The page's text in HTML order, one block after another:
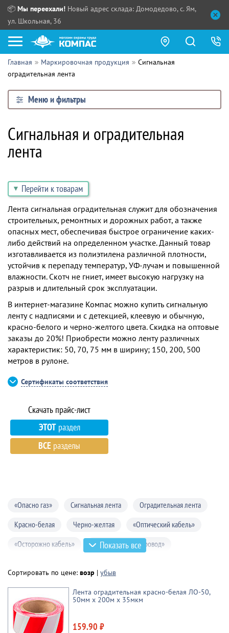
📦 Мы переехали! Новый адрес склада: Домодедово, с. Ям,
ул. Школьная, 36
Как купить?
Прайс-листы
Сотрудничество
Партнерам
Поставщикам
Обзоры
Контакты
ПТ:
Выдача продукции:
Главная Маркировочная продукция
Сигнальная
оградительная лента
Меню и фильтры
Сигнальная и оградительная
лента
Перейти к товарам
Лента сигнальная оградительная служит для обозначения
строительных, ремонтных и дорожных работ, а также
опасных мест, обеспечивая быстрое ограничение каких-
либо действий на определенном участке. Данный товар
изготавливается из полиэтилена различной плотности,
устойчив к перепаду температур, УФ-лучам и повышенной
влажности. Скотч не гниет, имеет высокую нагрузку на
разрыв и длительный срок эксплуатации.
В интернет-магазине Компас можно купить сигнальную
ленту с надписями и с детекцией, клеевую и обычную,
красно-белого и черно-желтого цвета. Скидка на оптовые
заказы до 20%! Приобрести можно ленту различных
характеристик: 50, 70, 75 мм в ширину; 150, 200, 500
метров в рулоне.
Сертификаты соответствия
ЭТОТраздел
ВСЕ разделы
«Опасно газ» Сигнальная лента
Оградительная лента
Красно-белая
Черно-желтая
«Оптический кабель»
«Осторожно кабель»
«Внимание водопровод»
Показать все
Сортировать по цене: возр | убыв
Лента оградительная красно-белая ЛО-50,
50мм x 200м х 35мкм
159.90 ₽